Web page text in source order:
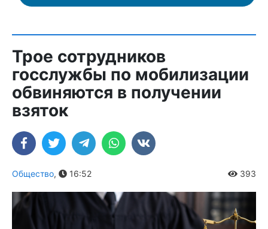
Трое сотрудников
госслужбы по мобилизации
обвиняются в получении
взяток
Общество, 16:52 393